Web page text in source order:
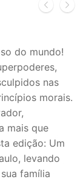
do mundo!
nas
morais.
mais que
edição: Um
levando
família